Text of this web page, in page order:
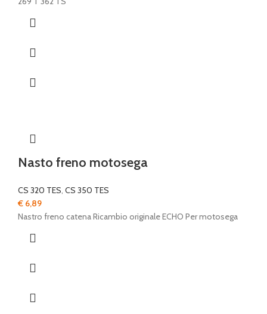
Nasto freno motosega
CS 320 TES, CS 350 TES
€ 6,89
Nastro freno catena Ricambio originale ECHO Per motosega